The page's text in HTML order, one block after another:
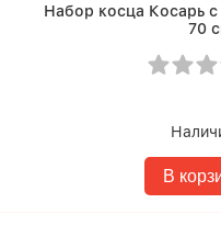
Набор косца Косарь
70
В